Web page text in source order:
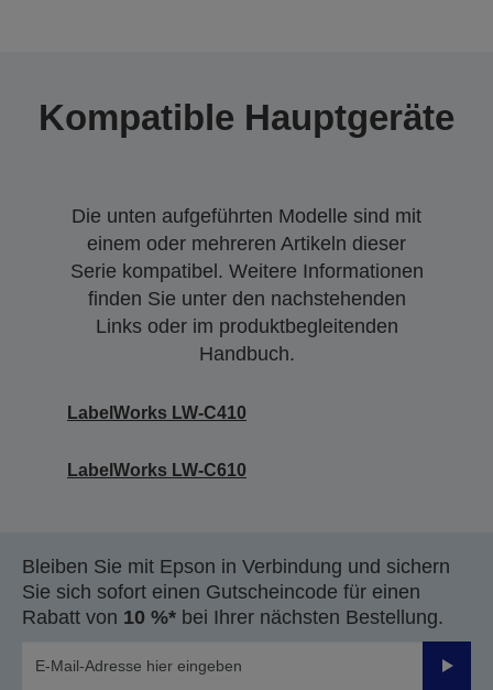
Kompatible Hauptgeräte
Die unten aufgeführten Modelle sind mit
einem oder mehreren Artikeln dieser
Serie kompatibel. Weitere Informationen
finden Sie unter den nachstehenden
Links oder im produktbegleitenden
Handbuch.
LabelWorks LW-C410
LabelWorks LW-C610
Bleiben Sie mit Epson in Verbindung und sichern
Sie sich sofort einen Gutscheincode für einen
Rabatt von 10 %* bei Ihrer nächsten Bestellung.